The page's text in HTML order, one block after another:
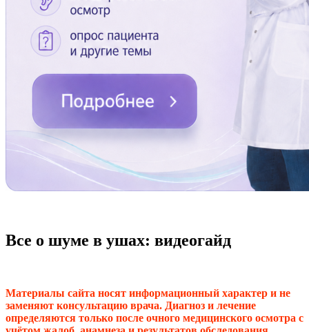
Все о шуме в ушах: видеогайд
Материалы сайта носят информационный характер и не
заменяют консультацию врача. Диагноз и лечение
определяются только после очного медицинского осмотра с